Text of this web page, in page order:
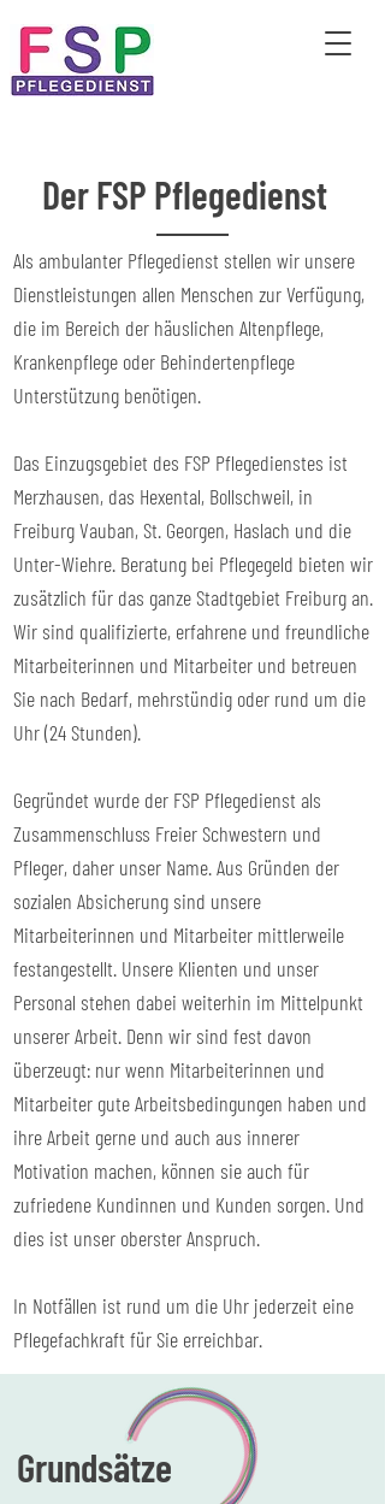
Der FSP Pflegedienst
Als ambulanter Pflegedienst stellen wir unsere
Dienstleistungen allen Menschen zur Verfügung,
die im Bereich der häuslichen Altenpflege,
Krankenpflege oder Behindertenpflege
Unterstützung benötigen.
Das Einzugsgebiet des FSP Pflegedienstes ist
Merzhausen, das Hexental, Bollschweil, in
Freiburg Vauban, St. Georgen, Haslach und die
Unter-Wiehre. Beratung bei Pflegegeld bieten wir
zusätzlich für das ganze Stadtgebiet Freiburg an.
Wir sind qualifizierte, erfahrene und freundliche
Mitarbeiterinnen und Mitarbeiter und betreuen
Sie nach Bedarf, mehrstündig oder rund um die
Uhr (24 Stunden).
Gegründet wurde der FSP Pflegedienst als
Zusammenschluss Freier Schwestern und
Pfleger, daher unser Name. Aus Gründen der
sozialen Absicherung sind unsere
Mitarbeiterinnen und Mitarbeiter mittlerweile
festangestellt. Unsere Klienten und unser
Personal stehen dabei weiterhin im Mittelpunkt
unserer Arbeit. Denn wir sind fest davon
überzeugt: nur wenn Mitarbeiterinnen und
Mitarbeiter gute Arbeitsbedingungen haben und
ihre Arbeit gerne und auch aus innerer
Motivation machen, können sie auch für
zufriedene Kundinnen und Kunden sorgen. Und
dies ist unser oberster Anspruch.
In Notfällen ist rund um die Uhr jederzeit eine
Pflegefachkraft für Sie erreichbar.
Grundsätze